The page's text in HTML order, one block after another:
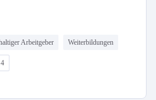
Arbeitgeber Weiterbildungen
4